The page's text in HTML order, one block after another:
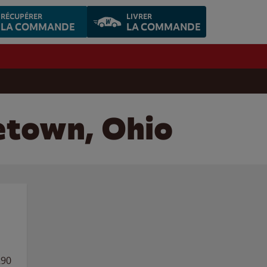
RÉCUPÉRER
LA COMMANDE
LIVRER
LA COMMANDE
Ohio